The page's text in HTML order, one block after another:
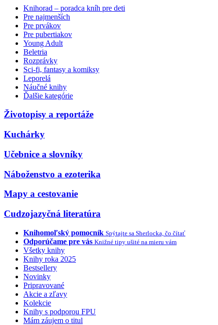
Knihorad – poradca kníh pre deti
Pre najmenších
Pre prvákov
Pre pubertiakov
Young Adult
Beletria
Rozprávky
Sci-fi, fantasy a komiksy
Leporelá
Náučné knihy
Ďalšie kategórie
Životopisy a reportáže
Kuchárky
Učebnice a slovníky
Náboženstvo a ezoterika
Mapy a cestovanie
Cudzojazyčná literatúra
Knihomoľský pomocník Spýtajte sa Sherlocka, čo čítať
Odporúčame pre vás Knižné tipy ušité na mieru vám
Všetky knihy
Knihy roka 2025
Bestsellery
Novinky
Pripravované
Akcie a zľavy
Kolekcie
Knihy s podporou FPU
Mám záujem o titul